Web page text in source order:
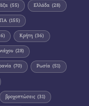
(55) Ελλάδα (28)
(155)
Κρήτη (36)
(28)
(70) Ρωσία (51)
βροχοπτώσεις (31)